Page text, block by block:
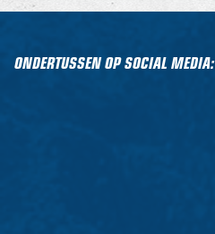
ONDERTUSSEN OP SOCIAL MEDIA: